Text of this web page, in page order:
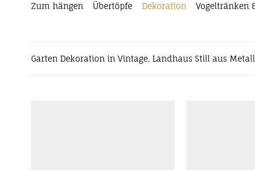
Zum hängen Übertöpfe Dekoration Vogeltränken
Garten Dekoration in Vintage, Landhaus Still aus